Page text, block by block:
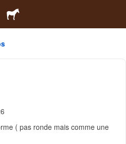
( pas ronde mais comme une